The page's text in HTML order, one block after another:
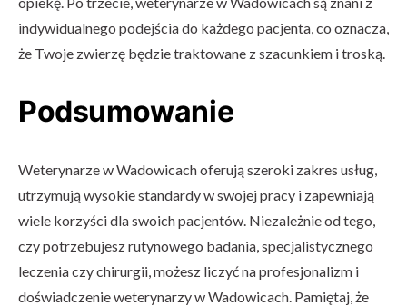
indywidualnego podejścia do każdego pacjenta, co oznacza,
że Twoje zwierzę będzie traktowane z szacunkiem i troską.
Podsumowanie
Weterynarze w Wadowicach oferują szeroki zakres usług,
utrzymują wysokie standardy w swojej pracy i zapewniają
wiele korzyści dla swoich pacjentów. Niezależnie od tego,
czy potrzebujesz rutynowego badania, specjalistycznego
leczenia czy chirurgii, możesz liczyć na profesjonalizm i
doświadczenie weterynarzy w Wadowicach. Pamiętaj, że